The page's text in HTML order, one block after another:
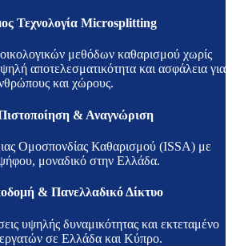
Τεχνολογία Microsplitting
μεθόδων καθαρισμού χωρίς
αποτελεσματικότητα και ασφάλεια για
και χώρους.
& Αναγνώριση
Ομοσπονδίας Καθαρισμού (ISSA) με
μοναδικό στην Ελλάδα.
& Πανελλαδικό Δίκτυο
υψηλής δυναμικότητας και εκτεταμένο
σε Ελλάδα και Κύπρο.